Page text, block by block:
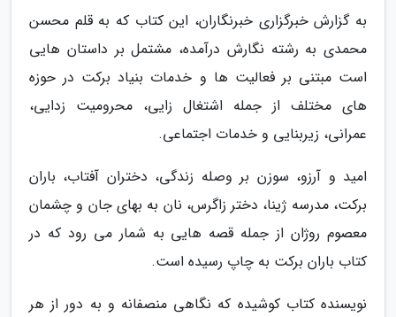
به گزارش خبرگزاری خبرنگاران، این کتاب که به قلم محسن
محمدی به رشته نگارش درآمده، مشتمل بر داستان هایی
است مبتنی بر فعالیت ها و خدمات بنیاد برکت در حوزه
های مختلف از جمله اشتغال زایی، محرومیت زدایی،
عمرانی، زیربنایی و خدمات اجتماعی.
امید و آرزو، سوزن بر وصله زندگی، دختران آفتاب، باران
برکت، مدرسه ژینا، دختر زاگرس، نان به بهای جان و چشمان
معصوم روژان از جمله قصه هایی به شمار می رود که در
کتاب باران برکت به چاپ رسیده است.
نویسنده کتاب کوشیده که نگاهی منصفانه و به دور از هر